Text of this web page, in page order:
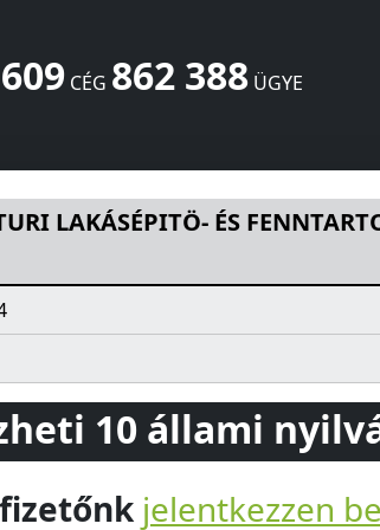
CÉG 862 388ÜGYE
SZÖVETKEZET Egészségház u
LAKÁSÉPITÖ- ÉS
10 állami
jelentkezzen be